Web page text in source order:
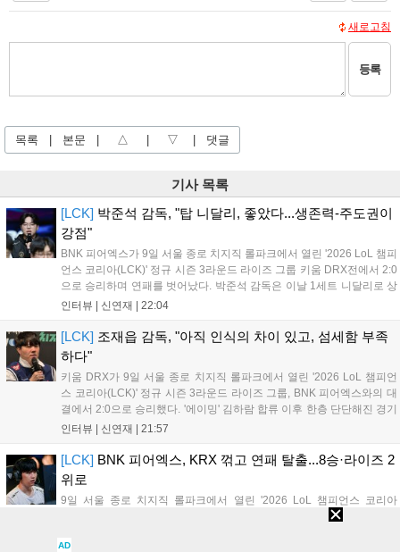
새로고침
등록
목록 본문 △ ▽ 댓글
기사 목록
[LCK] 박준석 감독, "탑 니달리, 좋았다...생존력-주도권이
강점"
BNK 피어엑스가 9일 서울 종로 치지직 롤파크에서 열린 '2026 LoL 챔피
언스 코리아(LCK)' 정규 시즌 3라운드 라이즈 그룹 키움 DRX전에서 2:0
으로 승리하며 연패를 벗어났다. 박준석 감독은 이날 1세트 니달리로 상
대의 움직임을 강제한 점, 2세트 불리함을 한타로 역전하고 운영으로 잘
인터뷰 | 신연재 22:04
[LCK] 조재읍 감독, "아직 인식의 차이 있고, 섬세함 부족
하다"
키움 DRX가 9일 서울 종로 치지직 롤파크에서 열린 '2026 LoL 챔피언
스 코리아(LCK)' 정규 시즌 3라운드 라이즈 그룹, BNK 피어엑스와의 대
결에서 2:0으로 승리했다. '에이밍' 김하람 합류 이후 한층 단단해진 경기
력으로 2연승을 달리고 있었지만, BNK 피어엑스에게 불의의 일격을 당
인터뷰 | 신연재 21:57
[LCK] BNK 피어엑스, KRX 꺾고 연패 탈출...8승·라이즈 2
위로
9일 서울 종로 치지직 롤파크에서 열린 '2026 LoL 챔피언스 코리아
(LCK)' 정규 시즌 3라운드 라이즈 그룹, BNK 피어엑스와 키움 DRX의 대
달리가 제대로 통했고, 2세트에선 판테온을 잡은 '랩터' 전어진의 활약과
AD